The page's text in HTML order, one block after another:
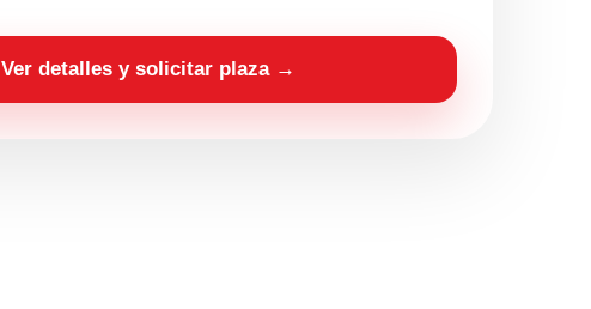
Ver detalles y solicitar plaza →